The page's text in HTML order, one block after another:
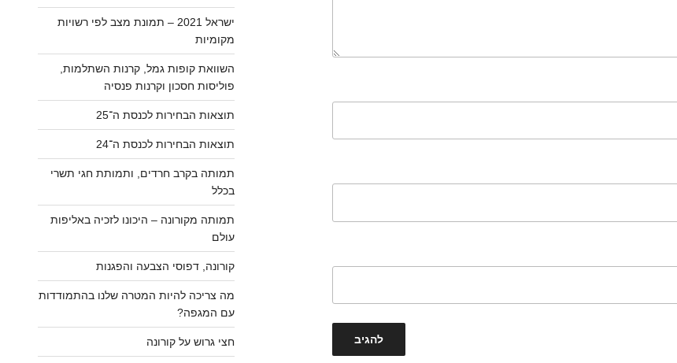
ישראל 2021 – תמונת מצב לפי רשויות
מקומיות
השוואת קופות גמל, קרנות השתלמות,
פוליסות חסכון וקרנות פנסיה
תוצאות הבחירות לכנסת ה־25
תוצאות הבחירות לכנסת ה־24
תמותה בקרב חרדים, ותמותת חגי תשרי
בכלל
תמותה מקורונה – היכונו לזכיה באליפות
עולם
קורונה, דפוסי הצבעה והפגנות
מה צריכה להיות המטרה שלנו בהתמודדות
עם המגפה?
חצי גרוש על קורונה